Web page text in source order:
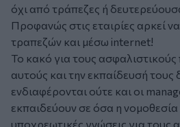
όχι από τράπεζες ή
Προφανώς στις εταιρίες αρκεί
τραπεζών και μέσω internet!
Το κακό για τους ασφαλιστικούς
αυτούς και την εκπαίδευσή τους
ενδιαφέρονται ούτε και οι
εκπαιδεύουν σε όσα η νομοθεσία
υποχρεωτικές γνώσεις για τους